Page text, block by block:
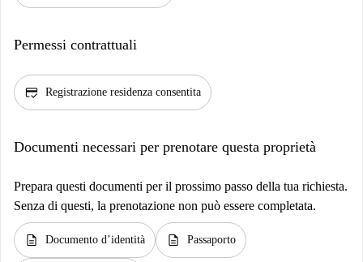
Permessi contrattuali
credit_score Registrazione residenza consentita
Documenti necessari per prenotare questa proprietà
Prepara questi documenti per il prossimo passo della tua richiesta.
Senza di questi, la prenotazione non può essere completata.
description Documento d’identità description Passaporto